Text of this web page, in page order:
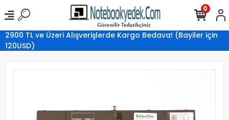
2900 TL ve Üzeri Alışverişlerde Kargo Bedava! (Bayiler için
120USD)
0